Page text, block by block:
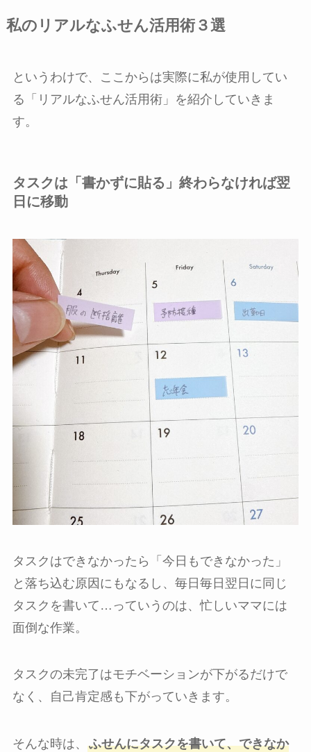
私のリアルなふせん活用術３選
というわけで、ここからは実際に私が使用してい
る「リアルなふせん活用術」を紹介していきま
す。
タスクは「書かずに貼る」終わらなければ翌
日に移動
タスクはできなかったら「今日もできなかった」
と落ち込む原因にもなるし、毎日毎日翌日に同じ
タスクを書いて…っていうのは、忙しいママには
面倒な作業。
タスクの未完了はモチベーションが下がるだけで
なく、自己肯定感も下がっていきます。
そんな時は、 ふせんにタスクを書いて、できなか